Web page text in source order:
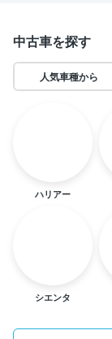
中古車を探す
人気車種から
ハリアー
シエンタ